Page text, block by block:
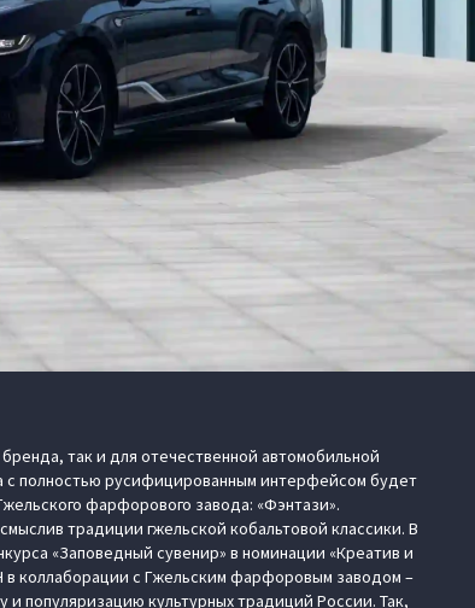
так и для отечественной автомобильной
с полностью русифицированным интерфейсом будет
фарфорового завода: «Фэнтази».
традиции гжельской кобальтовой классики. В
«Заповедный сувенир» в номинации «Креатив и
в коллаборации с Гжельским фарфоровым заводом –
популяризацию культурных традиций России. Так,